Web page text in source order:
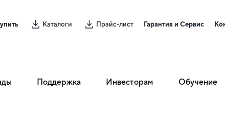
Каталоги Прайс-лист Гарантия и Сервис
Поддержка Инвесторам Обучение